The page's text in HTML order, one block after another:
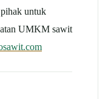
untuk
UMKM sawit